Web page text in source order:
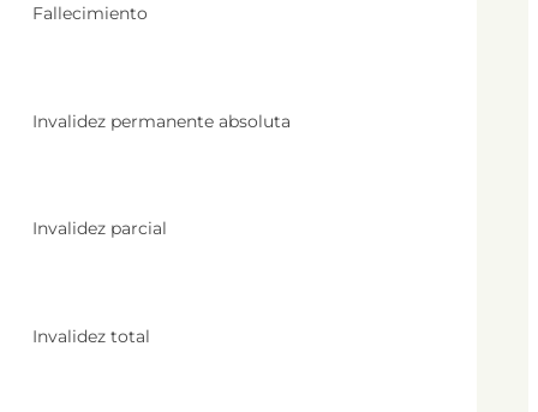
Fallecimiento
Invalidez permanente absoluta
Invalidez parcial
Invalidez total